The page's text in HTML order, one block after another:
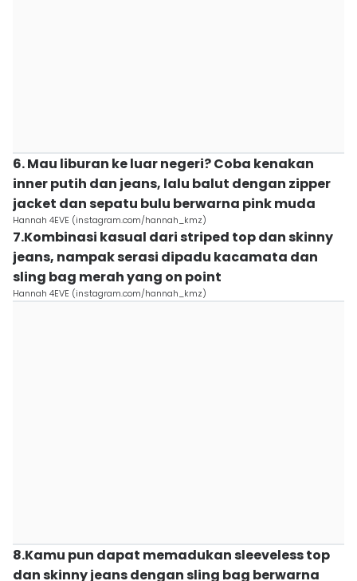
6. Mau liburan ke luar negeri? Coba kenakan
inner putih dan jeans, lalu balut dengan zipper
jacket dan sepatu bulu berwarna pink muda
Hannah 4EVE (instagram.com/hannah_kmz)
7.Kombinasi kasual dari striped top dan skinny
jeans, nampak serasi dipadu kacamata dan
sling bag merah yang on point
Hannah 4EVE (instagram.com/hannah_kmz)
8.Kamu pun dapat memadukan sleeveless top
dan skinny jeans dengan sling bag berwarna